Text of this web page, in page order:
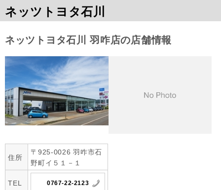
ネッツトヨタ石川
ネッツトヨタ石川 羽咋店の店舗情報
住所
〒925-0026 羽咋市石
野町イ５１－１
TEL 0767-22-2123